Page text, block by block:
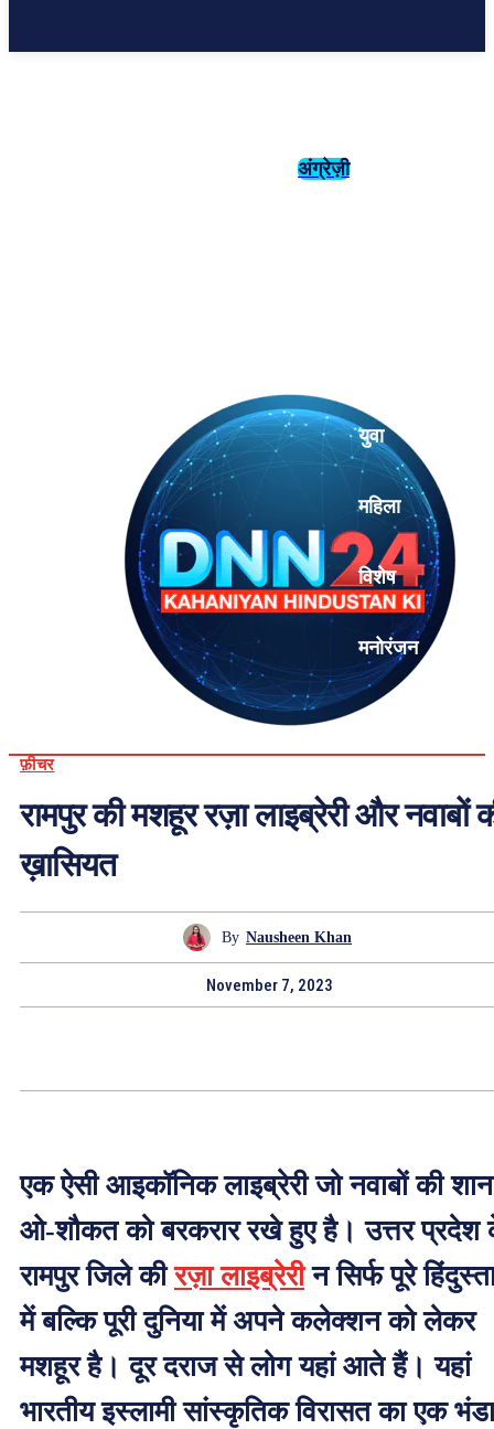
अंग्रेज़ी
युवा
महिला
विशेष
मनोरंजन
फ़ीचर
रामपुर की मशहूर रज़ा लाइब्रेरी और नवाबों
ख़ासियत
By Nausheen Khan
November 7, 2023
एक ऐसी आइकॉनिक लाइब्रेरी जो नवाबों की
ओ-शौकत को बरकरार रखे हुए है। उत्तर प्रदेश
रामपुर जिले कीरज़ा लाइब्रेरीन सिर्फ पूरे
में बल्कि पूरी दुनिया में अपने कलेक्शन को लेकर
मशहूर है। दूर दराज से लोग यहां आते हैं। यहां
भारतीय इस्लामी सांस्कृतिक विरासत का एक